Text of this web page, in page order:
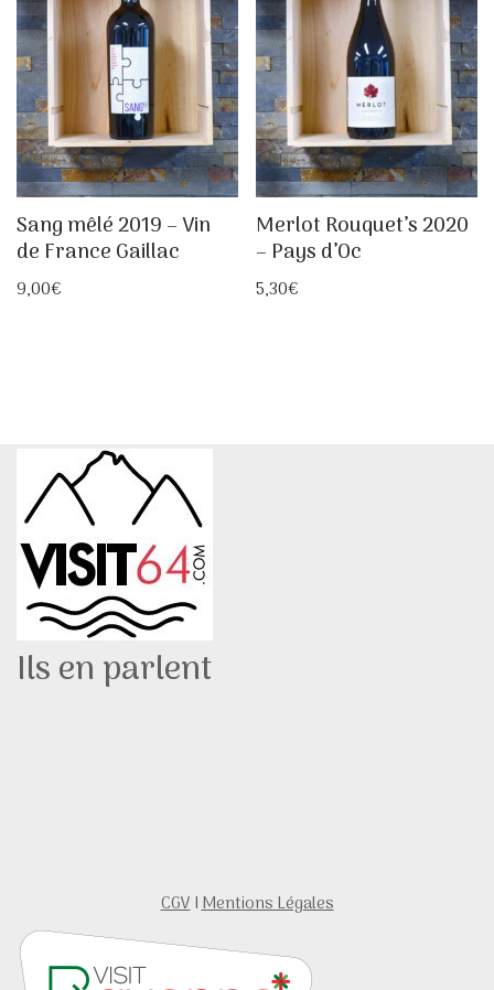
Sang mêlé 2019 – Vin
de France Gaillac
9,00€
Merlot Rouquet’s 2020
– Pays d’Oc
5,30€
Ils en parlent
CGVIMentions Légales